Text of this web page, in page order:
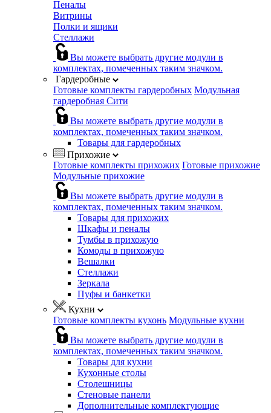
Пеналы
Витрины
Полки и ящики
Стеллажи
Вы можете выбрать другие модули в
комплектах, помеченных таким значком.
Гардеробные
Готовые комплекты гардеробных Модульная
гардеробная Сити
Вы можете выбрать другие модули в
комплектах, помеченных таким значком.
Товары для гардеробных
Прихожие
Готовые комплекты прихожих Готовые прихожие
Модульные прихожие
Вы можете выбрать другие модули в
комплектах, помеченных таким значком.
Товары для прихожих
Шкафы и пеналы
Тумбы в прихожую
Комоды в прихожую
Вешалки
Стеллажи
Зеркала
Пуфы и банкетки
Кухни
Готовые комплекты кухонь Модульные кухни
Вы можете выбрать другие модули в
комплектах, помеченных таким значком.
Товары для кухни
Кухонные столы
Столешницы
Стеновые панели
Дополнительные комплектующие